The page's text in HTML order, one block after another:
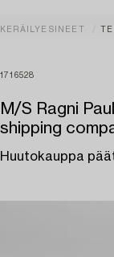
KERÄILYESINEET
1716528
M/S Ragni
shipping
Huutokauppa